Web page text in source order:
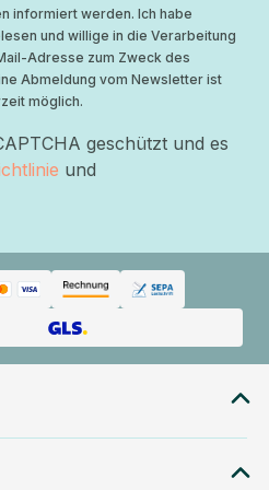
informiert werden. Ich habe
und willige in die Verarbeitung
Adresse zum Zweck des
Abmeldung vom Newsletter ist
möglich.
geschützt und es
und